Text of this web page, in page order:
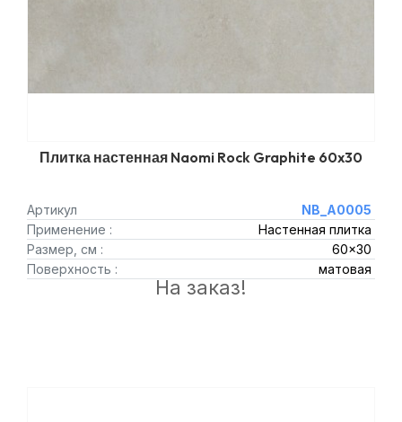
Плитка настенная Naomi Rock Graphite 60x30
Артикул
NB_A0005
Применение :
Настенная плитка
Размер, см :
60x30
Поверхность :
матовая
На заказ!